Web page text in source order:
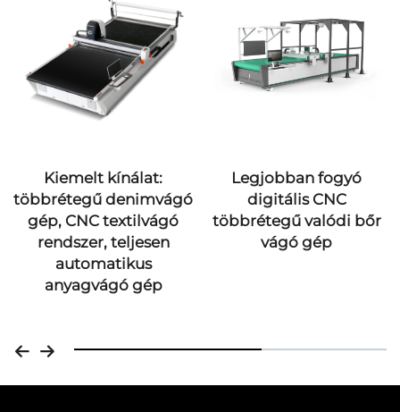
Kiemelt kínálat:
többrétegű denimvágó
gép, CNC textilvágó
rendszer, teljesen
automatikus
anyagvágó gép
Legjobban fogyó
digitális CNC
többrétegű valódi bőr
vágó gép